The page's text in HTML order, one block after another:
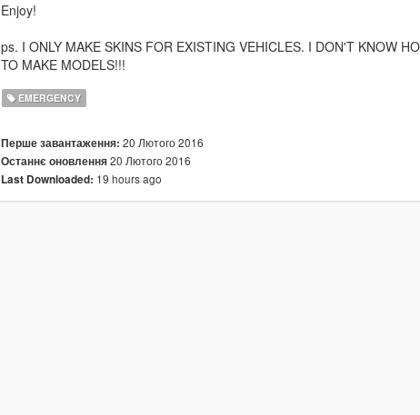
Enjoy!
ps. I ONLY MAKE SKINS FOR EXISTING VEHICLES. I DON'T KNOW
TO MAKE MODELS!!!
EMERGENCY
Перше завантаження: 20 Лютого 2016
Останнє оновлення20 Лютого 2016
Last Downloaded: 19 hours ago